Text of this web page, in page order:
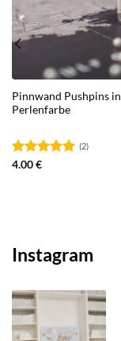
Pinnwand Pushpins in
Perlenfarbe
Bewertet
(2)
4.00€
Instagram